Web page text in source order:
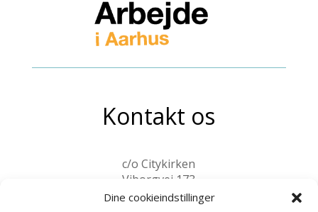
Dine cookieindstillinger
Kontakt os
c/o Citykirken
Viborgvej 173
8210 Aarhus V